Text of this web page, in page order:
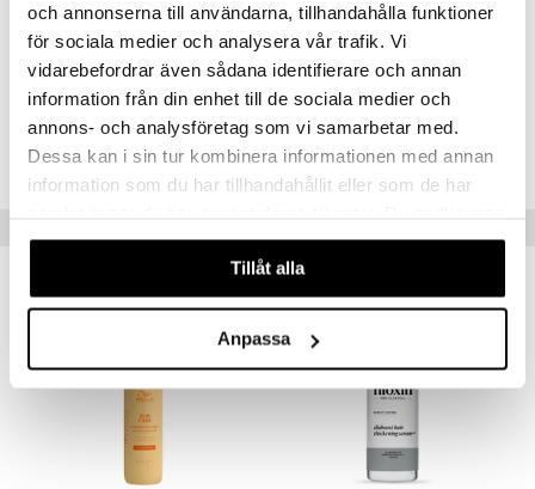
och annonserna till användarna, tillhandahålla funktioner
för sociala medier och analysera vår trafik. Vi
vidarebefordrar även sådana identifierare och annan
information från din enhet till de sociala medier och
annons- och analysföretag som vi samarbetar med.
Dessa kan i sin tur kombinera informationen med annan
information som du har tillhandahållit eller som de har
våra cookies vid fortsatt användande av vår webbplats.
Tillåt alla
Anpassa
Juniperus Virginiana Oil, Geranyl Acetate, Hydroxycitronellal, Linalool,
Benzyl Benzoate, Pinene, Tetramethyl
Acetyloctahydronaphthalenes, Citronellol, Citral
Tuotenumero
CPL43-P6-150-XX-XX